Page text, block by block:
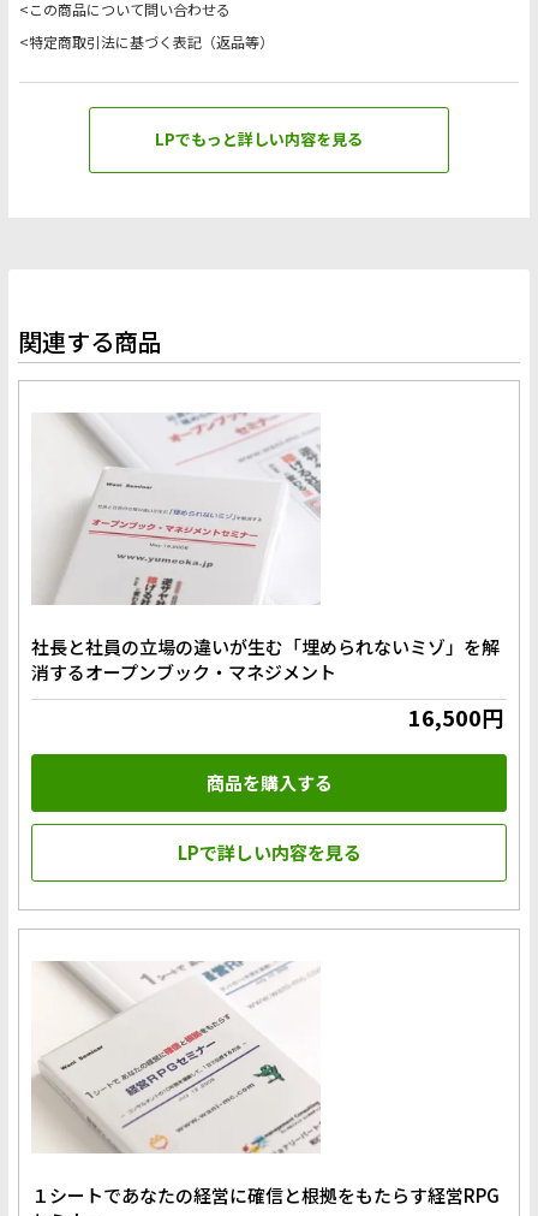
<この商品について問い合わせる
<特定商取引法に基づく表記（返品等）
LPでもっと詳しい内容を見る
関連する商品
社長と社員の立場の違いが生む「埋められないミゾ」を解
消するオープンブック・マネジメント
16,500円
商品を購入する
LPで詳しい内容を見る
１シートであなたの経営に確信と根拠をもたらす経営RPG